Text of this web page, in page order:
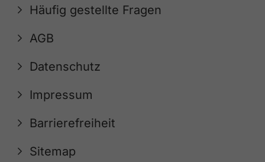
Häufig gestellte Fragen
AGB
Datenschutz
Impressum
Barrierefreiheit
Sitemap